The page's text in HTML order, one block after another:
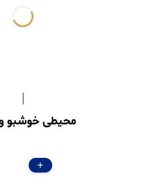
محیطی